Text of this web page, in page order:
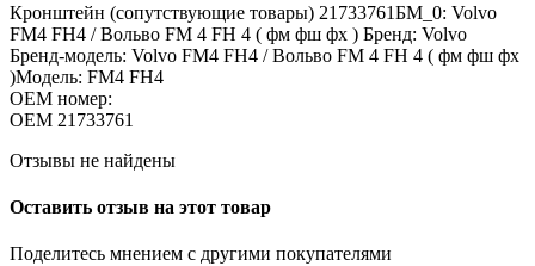
Кронштейн (сопутствующие товары) 21733761БМ_0: Volvo
FM4 FH4 / Вольво FM 4 FH 4 ( фм фш фх ) Бренд: Volvo
Бренд-модель: Volvo FM4 FH4 / Вольво FM 4 FH 4 ( фм фш фх
)Модель: FM4 FH4
OEM номер:
OEM 21733761
Отзывы не найдены
Оставить отзыв на этот товар
Поделитесь мнением с другими покупателями